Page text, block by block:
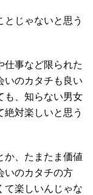
じゃないと思う
仕事など限られた
いのカタチも良い
も、知らない男女
対楽しいと思う
か、たまたま価値
いのカタチの方
て楽しいんじゃな